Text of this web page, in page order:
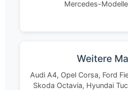
Mercedes-
Weitere
Audi A4, Opel Corsa, Ford
Skoda Octavia, Hyundai